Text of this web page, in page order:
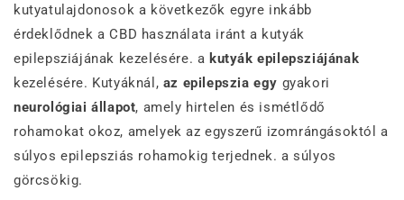
kutyatulajdonosok a következők egyre inkább
érdeklődnek a CBD használata iránt a kutyák
epilepsziájának kezelésére. a kutyák epilepsziájának
kezelésére. Kutyáknál, az epilepszia egy gyakori
neurológiai állapot, amely hirtelen és ismétlődő
rohamokat okoz, amelyek az egyszerű izomrángásoktól a
súlyos epilepsziás rohamokig terjednek. a súlyos
görcsökig.